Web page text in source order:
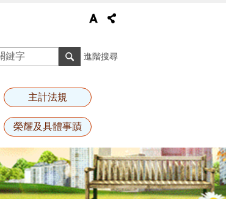
進階搜尋
主計法規
榮耀及具體事蹟